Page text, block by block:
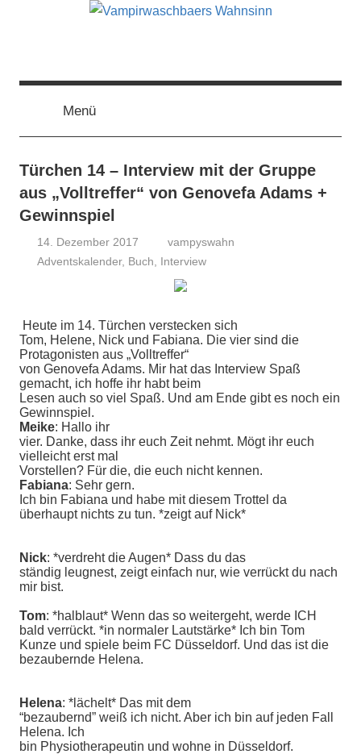
Vampirwaschbaers
Wahnsinn
mein
Leben
persönlicher
Wahnsinn
Menü
Türchen 14 – Interview mit der Gruppe
aus „Volltreffer“ von Genovefa Adams +
Gewinnspiel
14. Dezember 2017
vampyswahn
Adventskalender, Buch Interview
Heute im 14. Türchen verstecken sich
Tom, Helene, Nick und Fabiana. Die vier sind die
Protagonisten aus „Volltreffer“
von Genovefa Adams. Mir hat das Interview Spaß
gemacht, ich hoffe ihr habt beim
Lesen auch so viel Spaß. Und am Ende gibt es noch ein
Gewinnspiel.
Meike: Hallo ihr
vier. Danke, dass ihr euch Zeit nehmt. Mögt ihr euch
vielleicht erst mal
Vorstellen? Für die, die euch nicht kennen.
Fabiana: Sehr gern.
Ich bin Fabiana und habe mit diesem Trottel da
überhaupt nichts zu tun. *zeigt auf Nick*
Nick: *verdreht die Augen* Dass du das
ständig leugnest, zeigt einfach nur, wie verrückt du nach
mir bist.
Tom: *halblaut* Wenn das so weitergeht, werde ICH
bald verrückt. *in normaler Lautstärke* Ich bin Tom
Kunze und spiele beim FC Düsseldorf. Und das ist die
bezaubernde Helena.
Helena: *lächelt* Das mit dem
“bezaubernd” weiß ich nicht. Aber ich bin auf jeden Fall
Helena. Ich
bin Physiotherapeutin und wohne in Düsseldorf.